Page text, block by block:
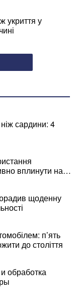
укриття у
сардини: 4
вплинути на
щоденну
п’ять
до століття
обработка